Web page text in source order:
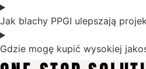
Jak blachy PPGI ulepszają
Gdzie mogę kupić wysokiej